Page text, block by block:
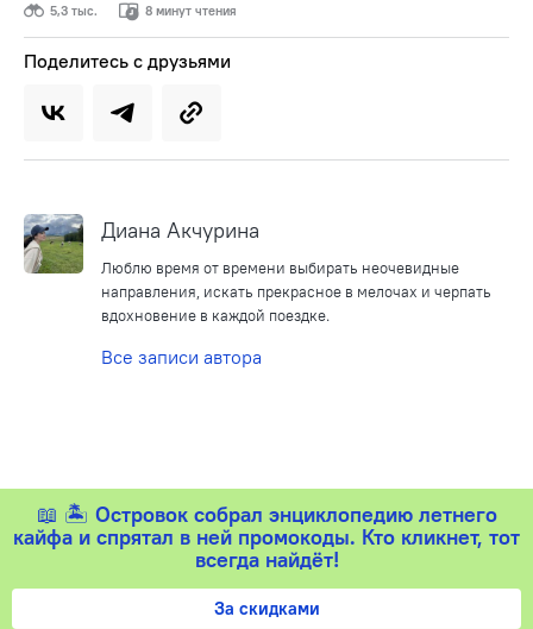
5,3 тыс. 8 минут чтения
Поделитесь с друзьями
Диана Акчурина
Люблю время от времени выбирать неочевидные
направления, искать прекрасное в мелочах и черпать
вдохновение в каждой поездке.
Все записи автора
📖 🏝️ Островок собрал энциклопедию летнего
кайфа и спрятал в ней промокоды. Кто кликнет, тот
всегда найдёт!
За скидками